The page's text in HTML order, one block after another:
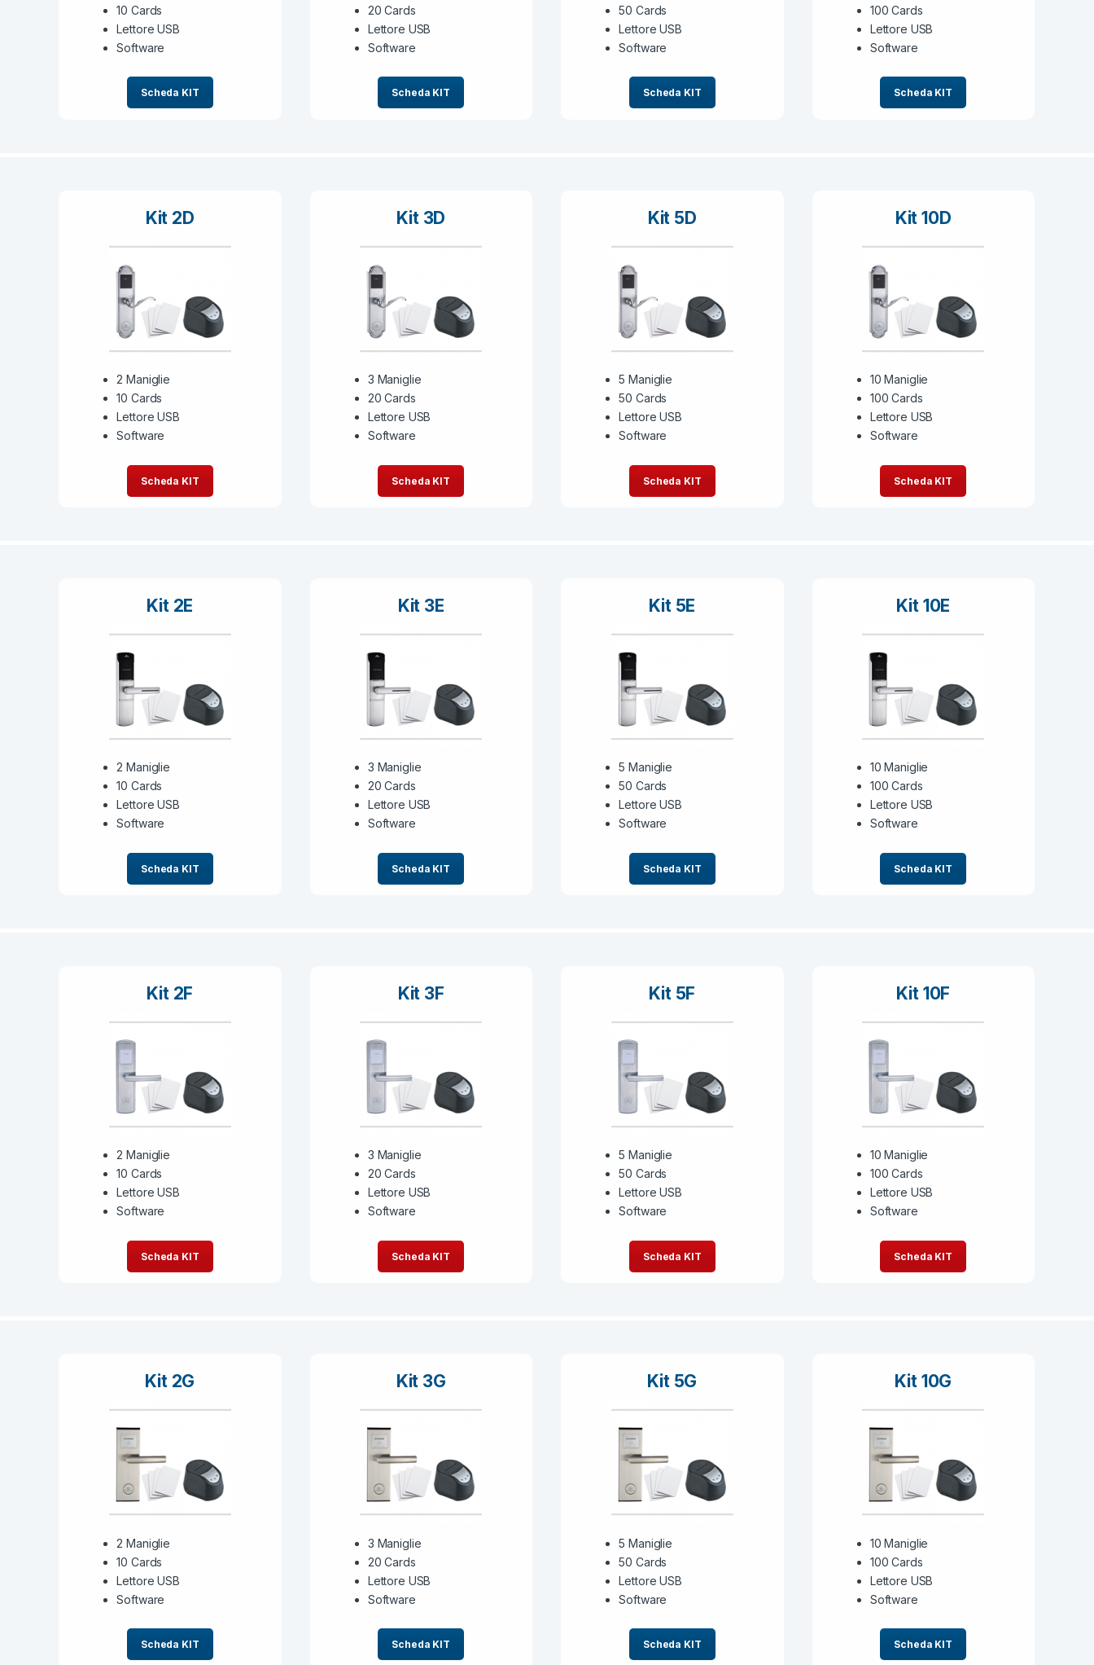
10 Cards
Lettore USB
Software
Scheda KIT
20 Cards
Lettore USB
Software
Scheda KIT
50 Cards
Lettore USB
Software
Scheda KIT
100 Cards
Lettore USB
Software
Scheda KIT
Kit 2D
2 Maniglie
10 Cards
Lettore USB
Software
Scheda KIT
Kit 3D
3 Maniglie
20 Cards
Lettore USB
Software
Scheda KIT
Kit 5D
5 Maniglie
50 Cards
Lettore USB
Software
Scheda KIT
Kit 10D
10 Maniglie
100 Cards
Lettore USB
Software
Scheda KIT
Kit 2E
2 Maniglie
10 Cards
Lettore USB
Software
Scheda KIT
Kit 3E
3 Maniglie
20 Cards
Lettore USB
Software
Scheda KIT
Kit 5E
5 Maniglie
50 Cards
Lettore USB
Software
Scheda KIT
Kit 10E
10 Maniglie
100 Cards
Lettore USB
Software
Scheda KIT
Kit 2F
2 Maniglie
10 Cards
Lettore USB
Software
Scheda KIT
Kit 3F
3 Maniglie
20 Cards
Lettore USB
Software
Scheda KIT
Kit 5F
5 Maniglie
50 Cards
Lettore USB
Software
Scheda KIT
Kit 10F
10 Maniglie
100 Cards
Lettore USB
Software
Scheda KIT
Kit 2G
2 Maniglie
10 Cards
Lettore USB
Software
Scheda KIT
Kit 3G
3 Maniglie
20 Cards
Lettore USB
Software
Scheda KIT
Kit 5G
5 Maniglie
50 Cards
Lettore USB
Software
Scheda KIT
Kit 10G
10 Maniglie
100 Cards
Lettore USB
Software
Scheda KIT